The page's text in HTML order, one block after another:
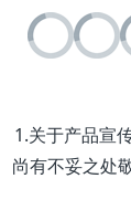
1.关于产品宣
尚有不妥之处